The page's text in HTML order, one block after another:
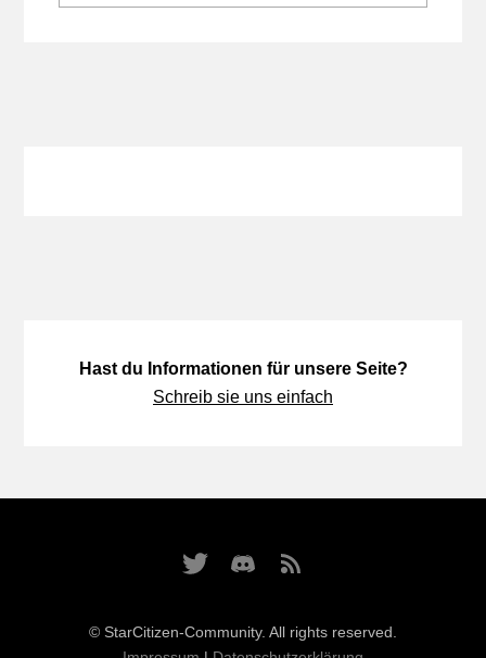
Hast du Informationen für unsere Seite?
Schreib sie uns einfach
© StarCitizen-Community. All rights reserved.